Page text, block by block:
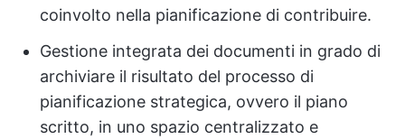
coinvolto nella pianificazione di contribuire.
Gestione integrata dei documenti in grado di
archiviare il risultato del processo di
pianificazione strategica, ovvero il piano
scritto, in uno spazio centralizzato e